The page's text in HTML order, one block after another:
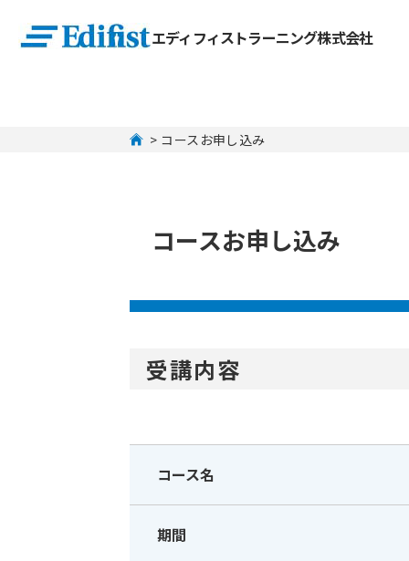
エディフィストラーニング株式会社
> コースお申し込み
コースお申し込み
受講内容
コース名
期間